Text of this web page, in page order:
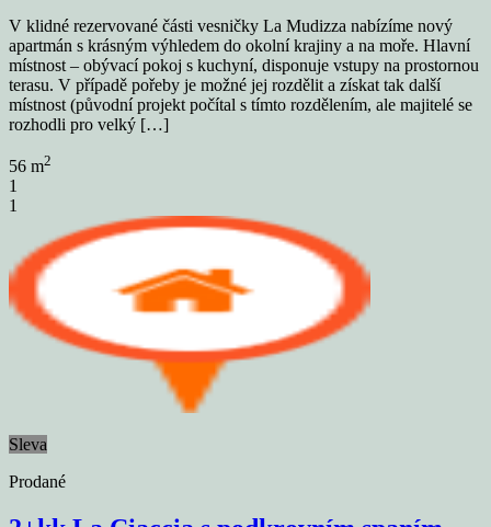
V klidné rezervované části vesničky La Mudizza nabízíme nový
apartmán s krásným výhledem do okolní krajiny a na moře. Hlavní
místnost – obývací pokoj s kuchyní, disponuje vstupy na prostornou
terasu. V případě pořeby je možné jej rozdělit a získat tak další
místnost (původní projekt počítal s tímto rozdělením, ale majitelé se
rozhodli pro velký […]
56 m2
1
1
Sleva
Prodané